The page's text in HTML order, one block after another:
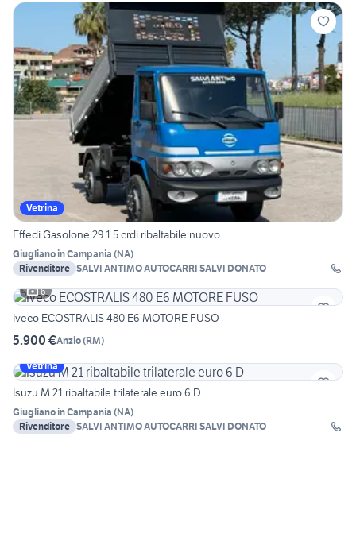
Vetrina
Effedi Gasolone 29 1.5 crdi ribaltabile nuovo
Giugliano in Campania (NA)
Rivenditore SALVI ANTIMO AUTOCARRI SALVI DONATO
6
Iveco ECOSTRALIS 480 E6 MOTORE FUSO
5.900 €Anzio(RM)
Vetrina
Isuzu M 21 ribaltabile trilaterale euro 6 D
Giugliano in Campania (NA)
Rivenditore SALVI ANTIMO AUTOCARRI SALVI DONATO